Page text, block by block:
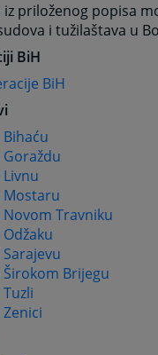
iz priloženog popisa
i tužilaštava u
BiH
BiH
Mostaru
Travniku
Brijegu